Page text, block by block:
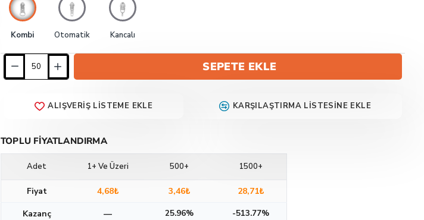
Kombi Otomatik Kancalı
SEPETE EKLE
ALIŞVERIŞ LISTEME EKLE KARŞILAŞTIRMA LISTESINE EKLE
TOPLU FIYATLANDIRMA
Adet 1+ Ve Üzeri 500+ 1500+
Fiyat 4,68₺ 3,46₺
28,71₺
Kazanç
— 25.96% -513.77%